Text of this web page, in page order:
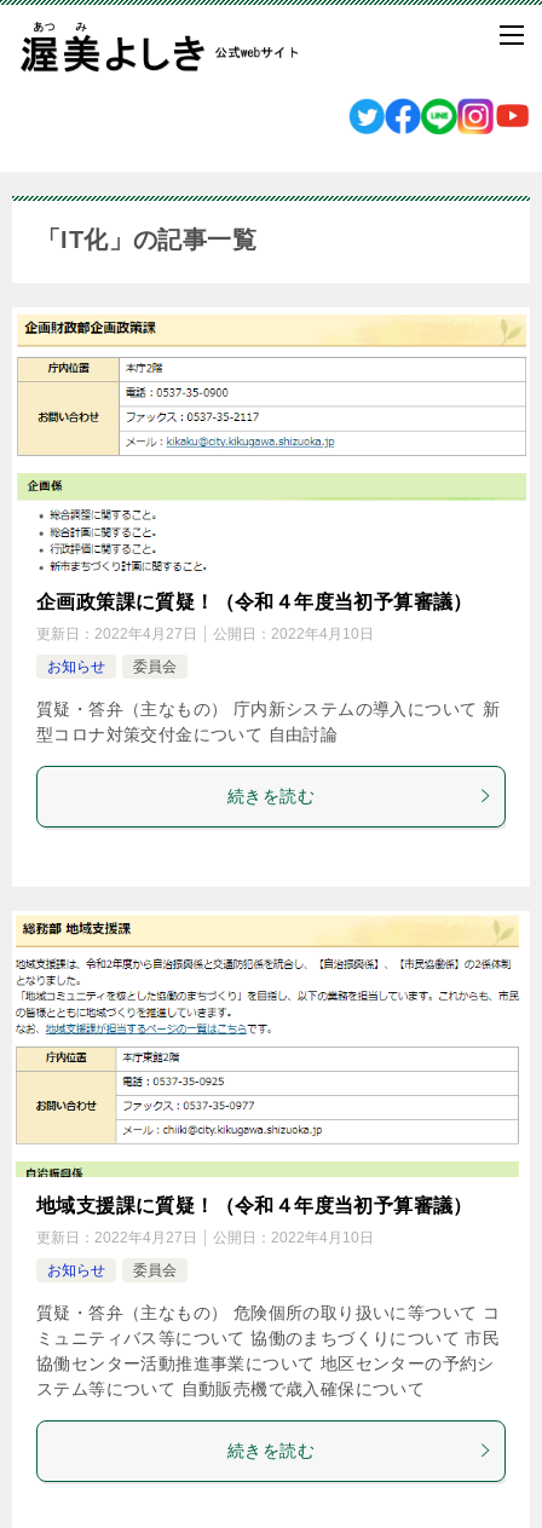
「IT化」の記事一覧
企画政策課に質疑！（令和４年度当初予算審議）
更新日： 2022年4月27日 公開日： 2022年4月10日
お知らせ
委員会
質疑・答弁（主なもの） 庁内新システムの導入について 新
型コロナ対策交付金について 自由討論
続きを読む
地域支援課に質疑！（令和４年度当初予算審議）
更新日： 2022年4月27日 公開日： 2022年4月10日
お知らせ
委員会
質疑・答弁（主なもの） 危険個所の取り扱いに等ついて コ
ミュニティバス等について 協働のまちづくりについて 市民
協働センター活動推進事業について 地区センターの予約シ
ステム等について 自動販売機で歳入確保について
続きを読む